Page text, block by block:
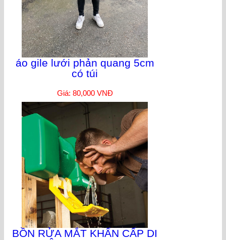
áo gile lưới phản quang 5cm
có túi
Giá: 80,000 VNĐ
BỒN RỬA MẮT KHẨN CẤP DI